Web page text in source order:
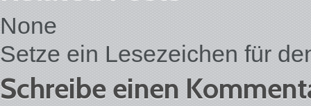
None
Setze ein Lesezeichen für
Schreibe einen